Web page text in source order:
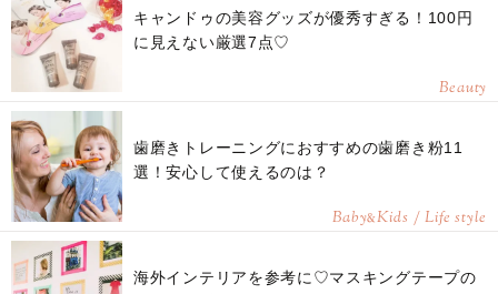
キャンドゥの美容グッズが優秀すぎる！100円
に見えない厳選7点♡
Beauty
歯磨きトレーニングにおすすめの歯磨き粉11
選！安心して使えるのは？
Baby&Kids / Life style
海外インテリアを参考に♡マスキングテープの